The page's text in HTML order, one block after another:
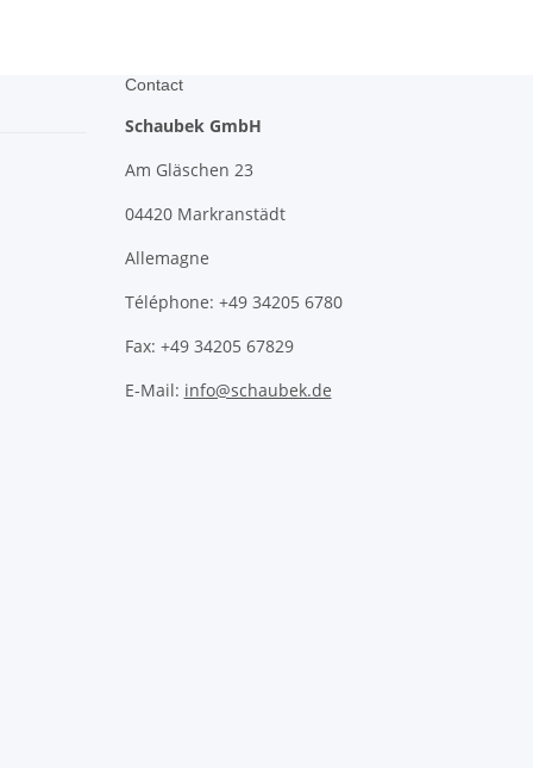
Contact
Schaubek GmbH
Am Gläschen 23
04420 Markranstädt
Allemagne
Téléphone: +49 34205 6780
Fax: +49 34205 67829
E-Mail: info@schaubek.de